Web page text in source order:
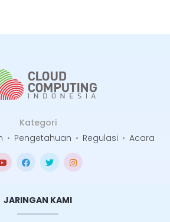
Kategori
• Pengetahuan • Regulasi • Acara
JARINGAN KAMI